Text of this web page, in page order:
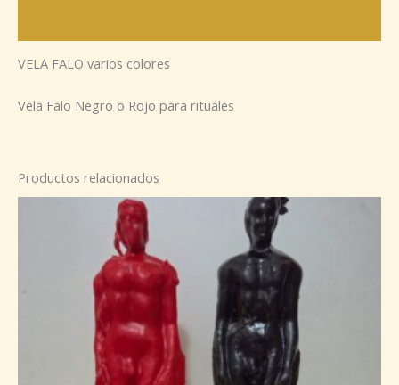
VELA FALO varios colores
Vela Falo Negro o Rojo para rituales
Productos relacionados